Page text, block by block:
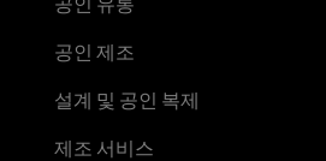
공인 제조
설계 및 공인 복제
제조 서비스